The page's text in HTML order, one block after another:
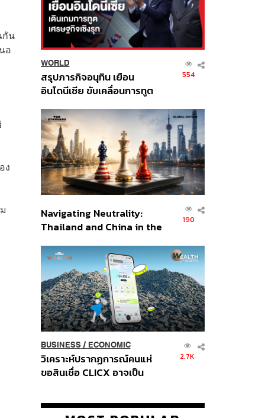
กัน
อ
ง
WORLD
สรุปภารกิจอนุทิน เยือน
อินโดนีเซีย ขับเคลื่อนการทูต
ส่วนยุทธศาสตร์ไทย –
อินโดนีเซีย
554
Navigating Neutrality:
Thailand and China in the
Order
190
BUSINESS/ ECONOMIC
วิเคราะห์ปรากฏการณ์คนแห่
ขอสินเชื่อ CLICX อาจเป็น
ปัญหาหนี้ครัวเรือนไทยที่ถูกซุก
2.7K